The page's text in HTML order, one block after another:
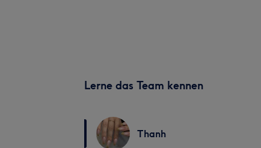
Lerne das Team kennen
Thanh